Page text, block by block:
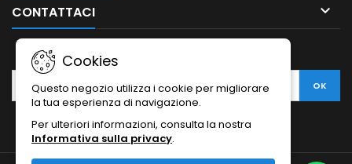
CONTATTACI 
Cookies
Questo negozio utilizza i cookie per migliorare
la tua esperienza di navigazione.
Per ulteriori informazioni, consulta la nostra
Informativa sulla privacy.